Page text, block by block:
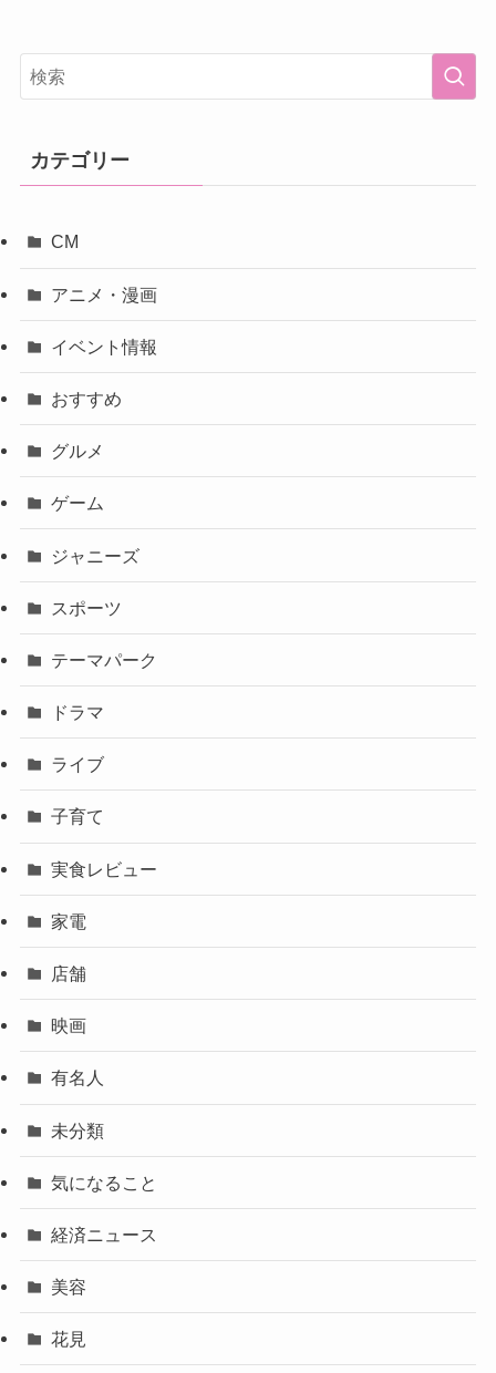
カテゴリー
CM
アニメ・漫画
イベント情報
おすすめ
グルメ
ゲーム
ジャニーズ
スポーツ
テーマパーク
ドラマ
ライブ
子育て
実食レビュー
家電
店舗
映画
有名人
未分類
気になること
経済ニュース
美容
花見